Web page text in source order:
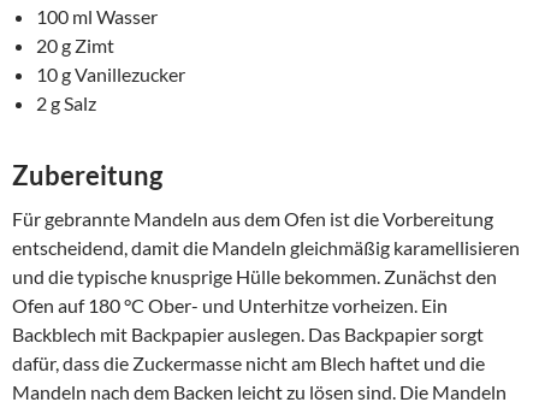
100 ml Wasser
20 g Zimt
10 g Vanillezucker
2 g Salz
Zubereitung
Für gebrannte Mandeln aus dem Ofen ist die Vorbereitung
entscheidend, damit die Mandeln gleichmäßig karamellisieren
und die typische knusprige Hülle bekommen. Zunächst den
Ofen auf 180 °C Ober- und Unterhitze vorheizen. Ein
Backblech mit Backpapier auslegen. Das Backpapier sorgt
dafür, dass die Zuckermasse nicht am Blech haftet und die
Mandeln nach dem Backen leicht zu lösen sind. Die Mandeln